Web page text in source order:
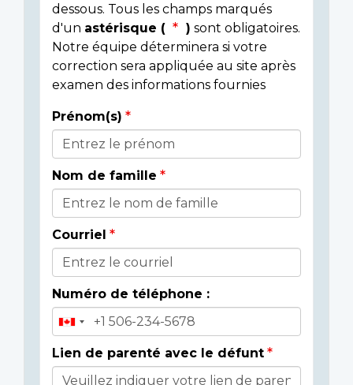
dessous. Tous les champs marqués
d'un astérisque ( ) sont obligatoires.
Notre équipe déterminera si votre
correction sera appliquée au site après
examen des informations fournies
Donor
Details
Prénom(s)
Nom de famille
Courriel
Numéro de téléphone :
Lien de parenté avec le défunt